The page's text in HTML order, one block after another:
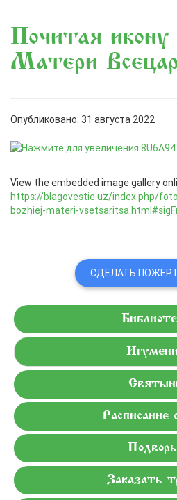
Почитая
Матери
Опубликовано: 31 августа 2022
View the embedded image gallery
https://blagovestie.uz/index.php/
bozhiej-materi-
СДЕЛАТЬ
Расписание
Заказать